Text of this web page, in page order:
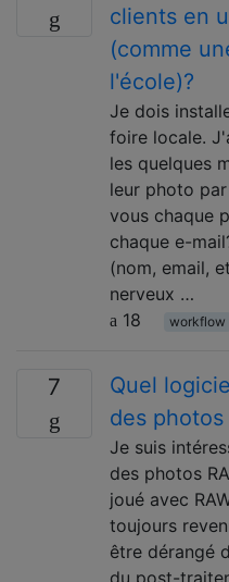
clients en
(comme
l'école)?
Je dois
foire locale.
les quelques
leur photo
vous chaque
chaque e-
(nom, email,
nerveux …
18
workflow
7
Quel
des photos
Je suis
des photos
joué avec
toujours
être dérangé
du post-